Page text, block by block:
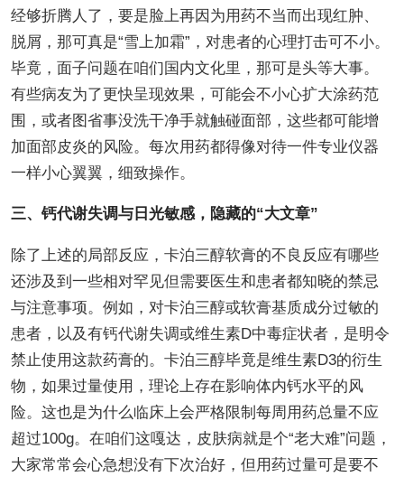
经够折腾人了，要是脸上再因为用药不当而出现红肿、
脱屑，那可真是“雪上加霜”，对患者的心理打击可不小。
毕竟，面子问题在咱们国内文化里，那可是头等大事。
有些病友为了更快呈现效果，可能会不小心扩大涂药范
围，或者图省事没洗干净手就触碰面部，这些都可能增
加面部皮炎的风险。每次用药都得像对待一件专业仪器
一样小心翼翼，细致操作。
三、钙代谢失调与日光敏感，隐藏的“大文章”
除了上述的局部反应，卡泊三醇软膏的不良反应有哪些
还涉及到一些相对罕见但需要医生和患者都知晓的禁忌
与注意事项。例如，对卡泊三醇或软膏基质成分过敏的
患者，以及有钙代谢失调或维生素D中毒症状者，是明令
禁止使用这款药膏的。卡泊三醇毕竟是维生素D3的衍生
物，如果过量使用，理论上存在影响体内钙水平的风
险。这也是为什么临床上会严格限制每周用药总量不应
超过100g。在咱们这嘎达，皮肤病就是个“老大难”问题，
大家常常会心急想没有下次治好，但用药过量可是要不